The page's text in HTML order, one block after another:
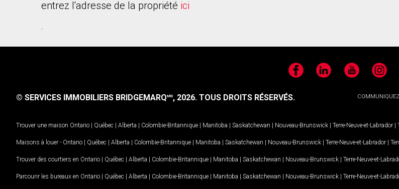
entrez l'adresse de la propriété ici
.
FacebookLinkedIn YouTube
© SERVICES IMMOBILIERS BRIDGEMARQMD, 2026. TOUS DROITS RÉSERVÉS.
Trouver une maison Ontario | Québec | Alberta | Colombie-Britannique | Manitoba | Saskatchewan | Nouveau-Brunswick | Terre-Neuve-et-Labrador |
Maisons à louer - Ontario | Québec | Alberta | Colombie-Britannique | Manitoba | Saskatchewan | Nouveau-Brunswick | Terre-Neuve-et-Labrador |
Trouver des courtiers en Ontario | Québec | Alberta | Colombie-Britannique | Manitoba | Saskatchewan | Nouveau-Brunswick | Terre-Neuve-et-
Parcourir les bureaux en Ontario | Québec | Alberta | Colombie-Britannique | Manitoba | Saskatchewan | Nouveau-Brunswick | Terre-Neuve-et-